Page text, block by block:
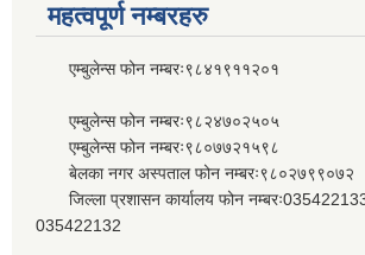
महत्वपूर्ण नम्बरहरु
एम्बुलेन्स फोन नम्बरः९८४१९११२०१
एम्बुलेन्स फोन नम्बरः९८२४७०२५०५
एम्बुलेन्स फोन नम्बरः९८०७७२१५९८
बेलका नगर अस्पताल फोन नम्बरः९८०२७९९०७२
जिल्ला प्रशासन कार्यालय फोन
035422132